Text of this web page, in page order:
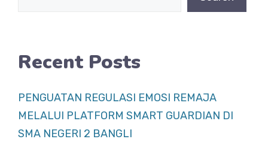
Recent Posts
PENGUATAN REGULASI EMOSI REMAJA
MELALUI PLATFORM SMART GUARDIAN DI
SMA NEGERI 2 BANGLI